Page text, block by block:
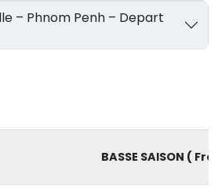
BASSE SAISON (